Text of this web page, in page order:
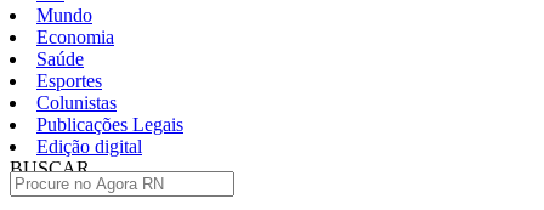
Mundo
Economia
Saúde
Esportes
Colunistas
Publicações Legais
Edição digital
BUSCAR